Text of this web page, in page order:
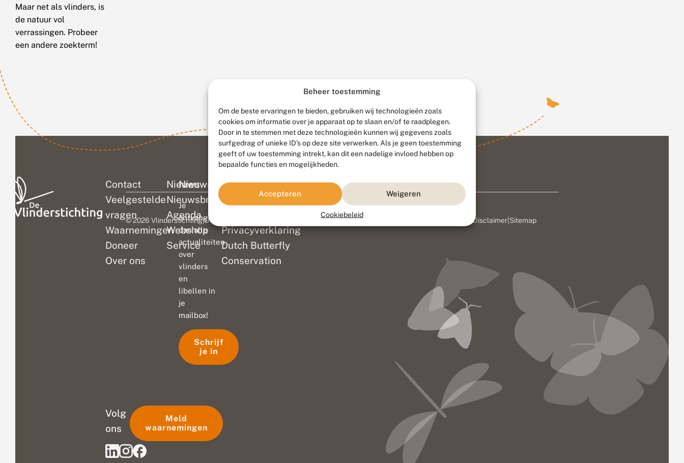
Beheer toestemming
Om de beste ervaringen te bieden, gebruiken wij technologieën zoals
cookies om informatie over je apparaat op te slaan en/of te raadplegen.
Door in te stemmen met deze technologieën kunnen wij gegevens zoals
surfgedrag of unieke ID's op deze site verwerken. Als je geen toestemming
geeft of uw toestemming intrekt, kan dit een nadelige invloed hebben op
bepaalde functies en mogelijkheden.
Accepteren Weigeren
Cookiebeleid
Maar net als vlinders, is
de natuur vol
verrassingen. Probeer
een andere zoekterm!
Contact
Veelgestelde
vragen
Waarnemingen
Doneer
Over ons
Nieuws
Nieuwsbrief
Agenda
Webshop
Service
Colofon
Disclaimer
Privacyverklaring
Dutch Butterfly
Conservation
Nieuwsbrief
Je
ontvangt
dan alle
actualiteiten
over
vlinders
en
libellen in
je
mailbox!
Schrijf
je in
Volg
ons
Meld
waarnemingen
© 2026 Vlinderstichting|Duurzaam ontwikkeld door Go2People, ontworpen door Disclaimer Sitemap